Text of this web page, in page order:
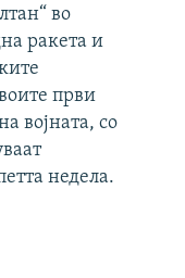
во
ракета и
први
војната, со
недела.